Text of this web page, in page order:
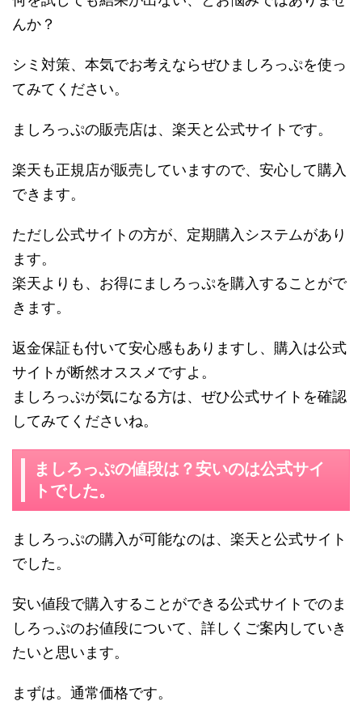
んか？
シミ対策、本気でお考えならぜひましろっぷを使っ
てみてください。
ましろっぷの販売店は、楽天と公式サイトです。
楽天も正規店が販売していますので、安心して購入
できます。
ただし公式サイトの方が、定期購入システムがあり
ます。
楽天よりも、お得にましろっぷを購入することがで
きます。
返金保証も付いて安心感もありますし、購入は公式
サイトが断然オススメですよ。
ましろっぷが気になる方は、ぜひ公式サイトを確認
してみてくださいね。
ましろっぷの値段は？安いのは公式サイ
トでした。
ましろっぷの購入が可能なのは、楽天と公式サイト
でした。
安い値段で購入することができる公式サイトでのま
しろっぷのお値段について、詳しくご案内していき
たいと思います。
まずは。通常価格です。